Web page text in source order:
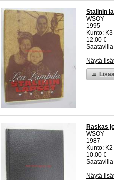
Stalinin
WSOY
1995
Kunto:
12.00 €
Näytä
Raskas
WSOY
1987
Kunto:
10.00 €
Näytä